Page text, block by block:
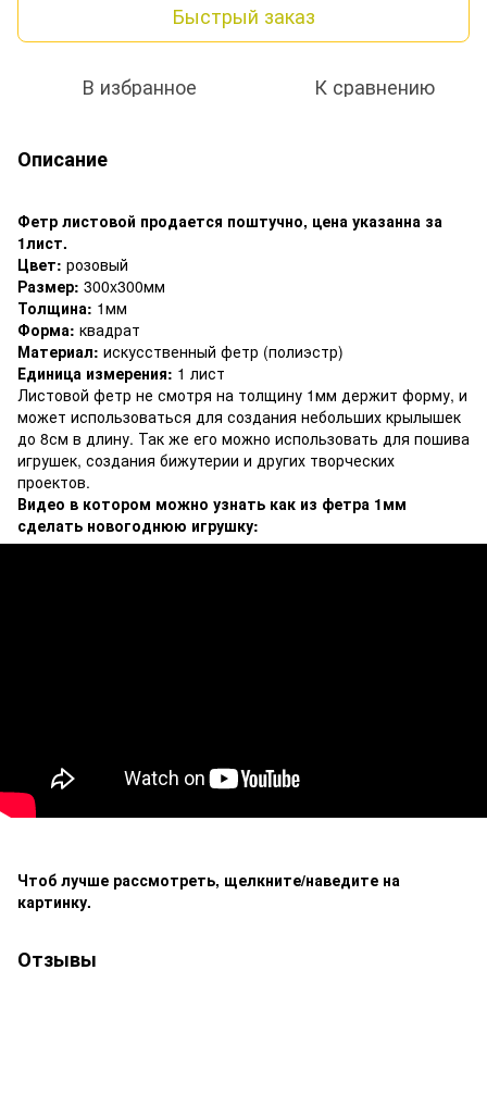
Быстрый заказ
В избранное К сравнению
Описание
Фетр листовой продается поштучно, цена указанна за
1лист.
Цвет: розовый
Размер: 300x300мм
Толщина: 1мм
Форма: квадрат
Материал: искусственный фетр (полиэстр)
Единица измерения: 1 лист
Листовой фетр не смотря на толщину 1мм держит форму, и
может использоваться для создания небольших крылышек
до 8см в длину. Так же его можно использовать для пошива
игрушек, создания бижутерии и других творческих
проектов.
Видео в котором можно узнать как из фетра 1мм
сделать новогоднюю игрушку:
Чтоб лучше рассмотреть, щелкните/наведите на
картинку.
Отзывы